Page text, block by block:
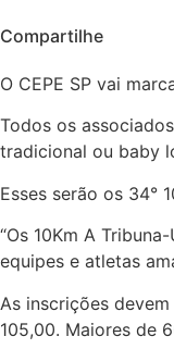
Compartilhe
O CEPE SP vai
Todos os
tradicional ou baby
Esses serão os 34°
“Os 10Km A
equipes e atletas
As inscrições
105,00. Maiores de